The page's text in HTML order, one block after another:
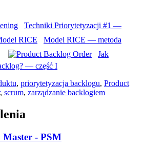
Techniki Priorytetyzacji #1 —
Model RICE — metoda
Jak
— część I
, priorytetyzacja backlogu, Product
, scrum, zarządzanie backlogiem
Master - PSM